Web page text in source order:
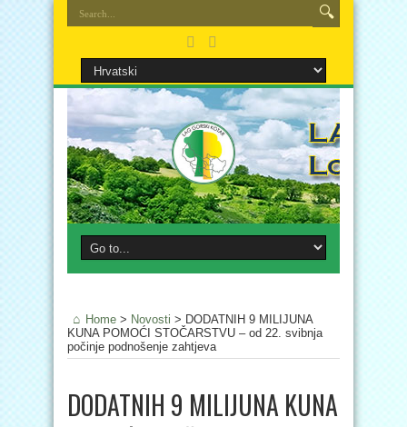
Home > Novosti > DODATNIH 9 MILIJUNA
KUNA POMOĆI STOČARSTVU – od 22. svibnja
počinje podnošenje zahtjeva
DODATNIH 9 MILIJUNA KUNA